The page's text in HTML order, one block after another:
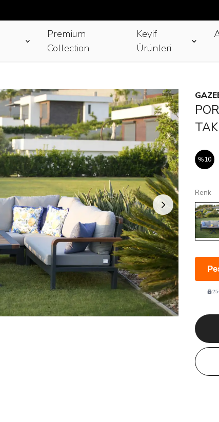
Premium
Collection
Keyif
Ürünleri
%10
Renk